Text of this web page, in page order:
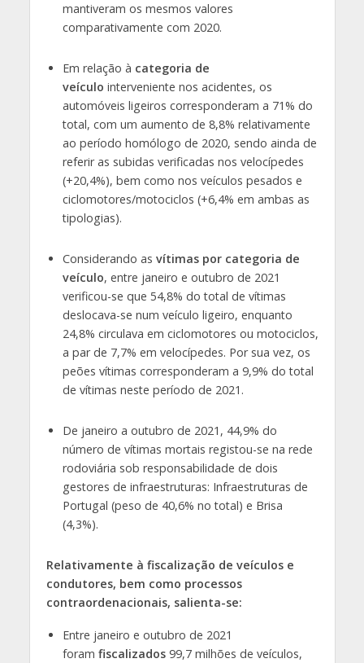
mantiveram os mesmos valores
comparativamente com 2020.
Em relação à categoria de
veículo interveniente nos acidentes, os
automóveis ligeiros corresponderam a 71% do
total, com um aumento de 8,8% relativamente
ao período homólogo de 2020, sendo ainda de
referir as subidas verificadas nos velocípedes
(+20,4%), bem como nos veículos pesados e
ciclomotores/motociclos (+6,4% em ambas as
tipologias).
Considerando as vítimas por categoria de
veículo, entre janeiro e outubro de 2021
verificou-se que 54,8% do total de vítimas
deslocava-se num veículo ligeiro, enquanto
24,8% circulava em ciclomotores ou motociclos,
a par de 7,7% em velocípedes. Por sua vez, os
peões vítimas corresponderam a 9,9% do total
de vítimas neste período de 2021.
De janeiro a outubro de 2021, 44,9% do
número de vítimas mortais registou-se na rede
rodoviária sob responsabilidade de dois
gestores de infraestruturas: Infraestruturas de
Portugal (peso de 40,6% no total) e Brisa
(4,3%).
Relativamente à fiscalização de veículos e
condutores, bem como processos
contraordenacionais, salienta-se:
Entre janeiro e outubro de 2021
foram fiscalizados99,7 milhões de veículos,